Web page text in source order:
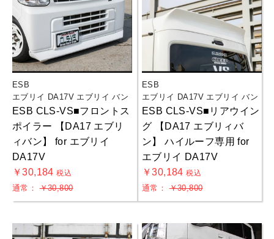
ESB
エブリイ DA17V エブリイ バン
ESB CLS-VS■フロントス
ポイラー 【DA17 エブリ
ィバン】 for エブリイ
DA17V
￥30,184税込
通常：￥30,800
ESB
エブリイ DA17V エブリイ バン
ESB CLS-VS■リアウイン
グ 【DA17 エブリィバ
ン】 ハイルーフ専用 for
エブリイ DA17V
￥30,184税込
通常：￥30,800